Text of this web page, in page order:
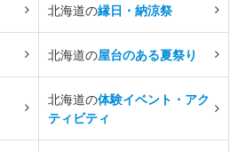
北海道の縁日・納涼祭
北海道の屋台のある夏祭り
北海道の体験イベント・アク
ティビティ